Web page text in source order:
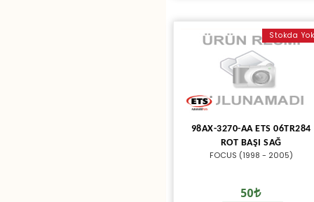
Stokda Yok
98AX-3270-AA ETS 06TR284
ROT BAŞI SAĞ
FOCUS (1998 - 2005)
50